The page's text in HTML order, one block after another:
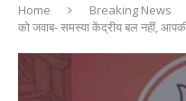
Home Breaking News
को जवाब- समस्या केंद्रीय बल नहीं,